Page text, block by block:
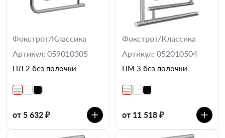
Фокстрот/Классика
Артикул: 059010305
ПЛ 2 без полочки
от 5 632 ₽
Фокстрот/Классика
Артикул: 052010504
ПМ 3 без полочки
от 11 518 ₽